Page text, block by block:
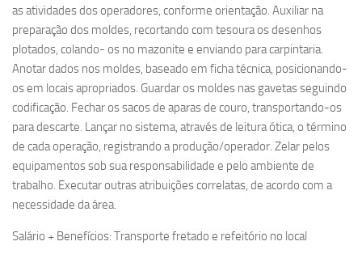
as atividades dos operadores, conforme orientação. Auxiliar na
preparação dos moldes, recortando com tesoura os desenhos
plotados, colando- os no mazonite e enviando para carpintaria.
Anotar dados nos moldes, baseado em ficha técnica, posicionando-
os em locais apropriados. Guardar os moldes nas gavetas seguindo
codificação. Fechar os sacos de aparas de couro, transportando-os
para descarte. Lançar no sistema, através de leitura ótica, o término
de cada operação, registrando a produção/operador. Zelar pelos
equipamentos sob sua responsabilidade e pelo ambiente de
trabalho. Executar outras atribuições correlatas, de acordo com a
necessidade da área.
Salário + Benefícios: Transporte fretado e refeitório no local